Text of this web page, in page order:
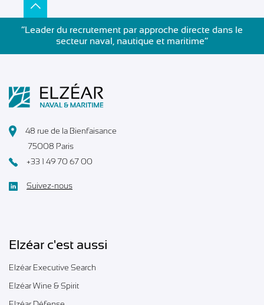
”Leader du recrutement par approche directe dans le
secteur naval, nautique et maritime”
48 rue de la Bienfaisance
75008 Paris
+33 1 49 70 67 00
Suivez-nous
Elzéar c'est aussi
Elzéar Executive Search
Elzéar Wine & Spirit